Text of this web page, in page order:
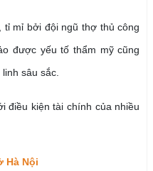
tỉ mỉ bởi đội ngũ thợ thủ công
được yếu tố thẩm mỹ cũng
sâu sắc.
điều kiện tài chính của nhiều
Hà Nội